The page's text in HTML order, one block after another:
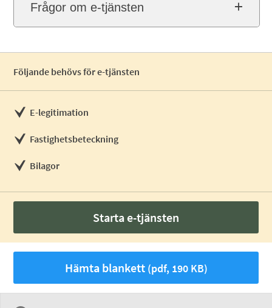
Frågor om e-tjänsten
Följande behövs för e-tjänsten
E-legitimation
Fastighetsbeteckning
Bilagor
Starta e-tjänsten
Hämta blankett(pdf, 190 KB)